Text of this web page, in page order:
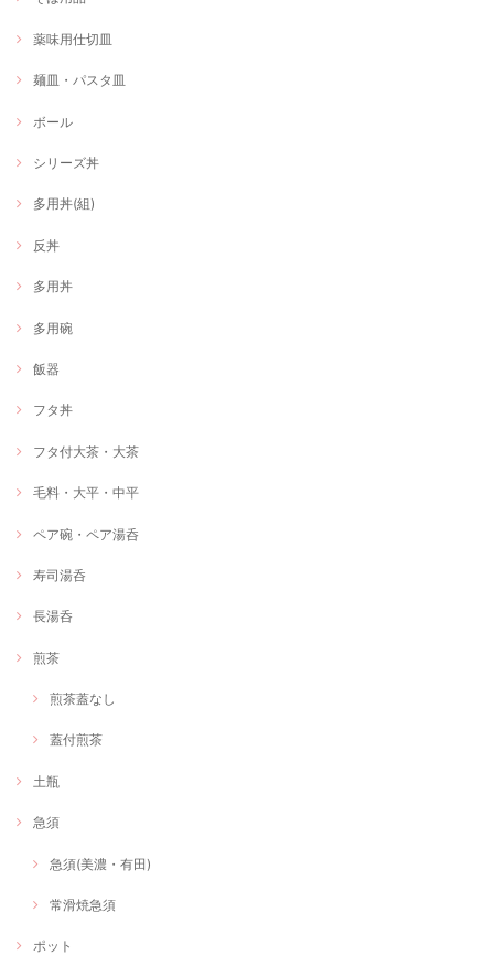
薬味用仕切皿
麺皿・パスタ皿
ボール
シリーズ丼
多用丼(組)
反丼
多用丼
多用碗
飯器
フタ丼
フタ付大茶・大茶
毛料・大平・中平
ペア碗・ペア湯呑
寿司湯呑
長湯呑
煎茶
煎茶蓋なし
蓋付煎茶
土瓶
急須
急須(美濃・有田)
常滑焼急須
ポット